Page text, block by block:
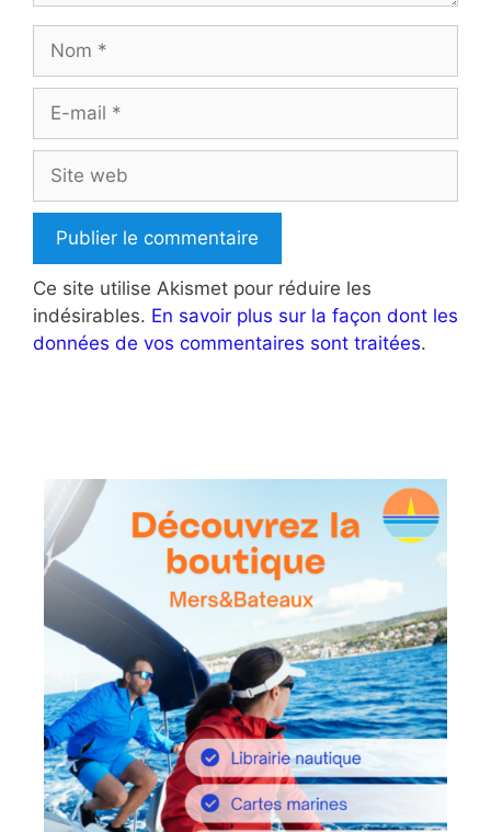
mail
web
Ce site utilise Akismet pour réduire les
indésirables. En savoir plus sur la façon dont les
données de vos commentaires sont traitées.